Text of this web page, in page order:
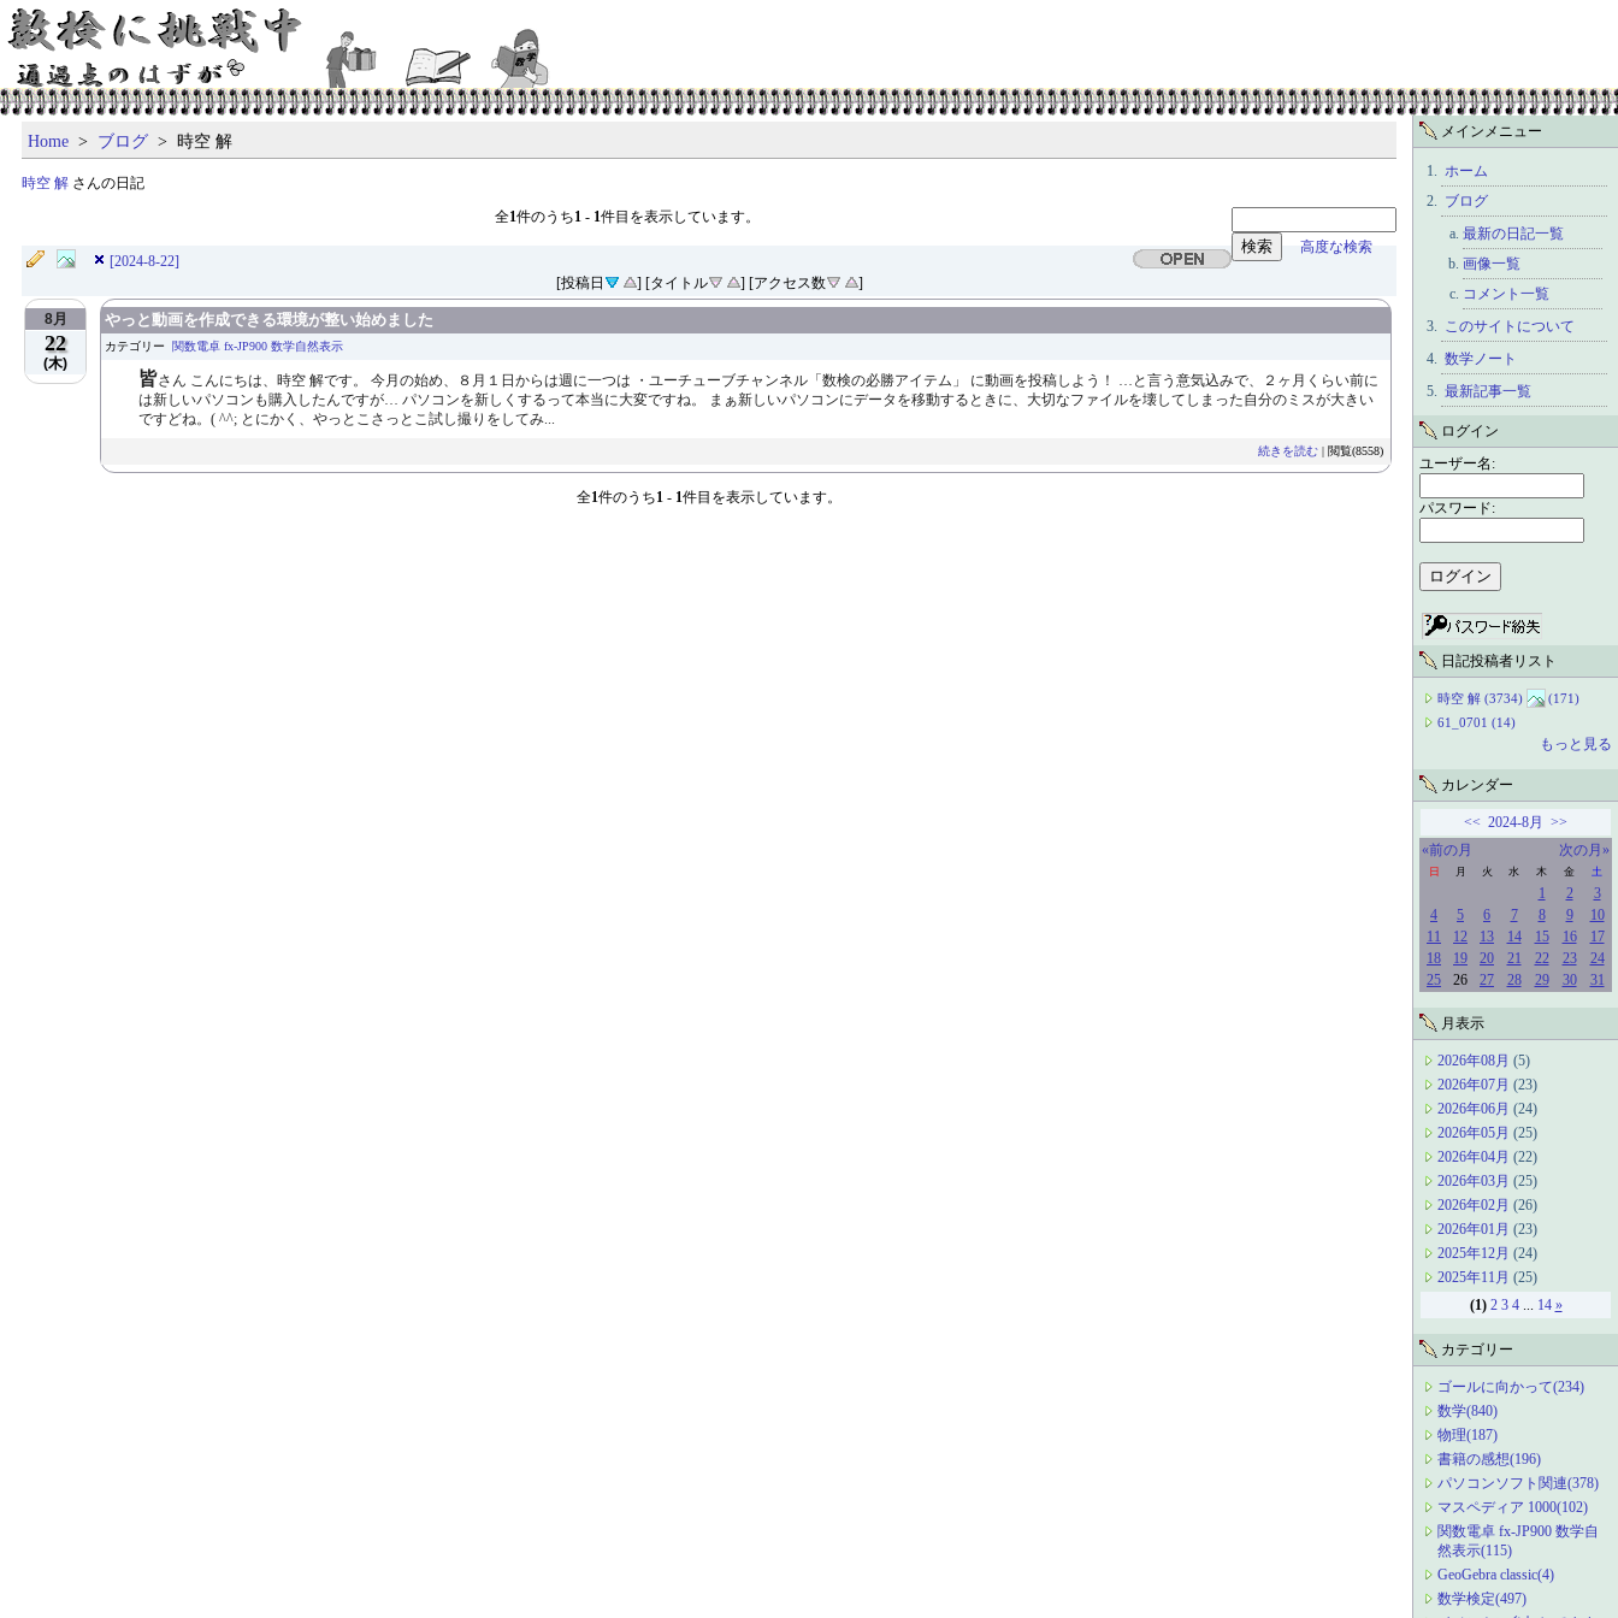
Home > ブログ > 時空 解
時空 解 さんの日記
高度な検索
全1件のうち1- 1件目を表示しています。
[2024-8-22]
[投稿日
] [タイトル ] [アクセス数 ]
8月
22
(木)
やっと動画を作成できる環境が整い始めました
カテゴリー 関数電卓 fx-JP900 数学自然表示
皆さん こんにちは、時空 解です。 今月の始め、８月１日からは週に一つは ・ユーチューブチャンネル「数検の必勝アイテム」 に動画を投稿しよう！ …と言う意気込みで、２ヶ月くらい前に
は新しいパソコンも購入したんですが… パソコンを新しくするって本当に大変ですね。 まぁ新しいパソコンにデータを移動するときに、大切なファイルを壊してしまった自分のミスが大きい
ですどね。( ^^; とにかく、やっとこさっとこ試し撮りをしてみ...
続きを読む | 閲覧(8558)
全1件のうち1 - 1件目を表示しています。
メインメニュー
ホーム
ブログ
最新の日記一覧
画像一覧
コメント一覧
このサイトについて
数学ノート
最新記事一覧
ログイン
ユーザー名:
パスワード:
日記投稿者リスト
時空 解 (3734)
(171)
61_0701 (14)
もっと見る
カレンダー
<< 2024-8月
>>
«前の月
次の月»
日 月 火 水 木 金 土
1 2
3
4
5 6 7 8 9
10
11
12 13 14 15 16
17
18
19 20 21 22 23
24
25
26 27 28 29 30 31
月表示
2026年08月 (5)
2026年07月 (23)
2026年06月 (24)
2026年05月 (25)
2026年04月 (22)
2026年03月 (25)
2026年02月 (26)
2026年01月 (23)
2025年12月 (24)
2025年11月 (25)
(1) 2 3 4... 14 »
カテゴリー
ゴールに向かって(234)
数学(840)
物理(187)
書籍の感想(196)
パソコンソフト関連(378)
マスペディア 1000(102)
関数電卓 fx-JP900 数学自
然表示(115)
GeoGebra classic(4)
数学検定(497)